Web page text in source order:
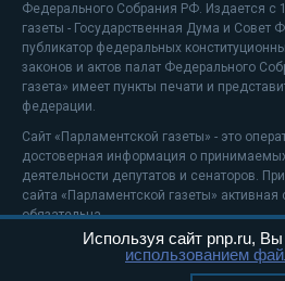
Федерального Собрания РФ. Издается с
газеты - Государственная Дума и
публикатор федеральных
законов и актов палат Федерального
газета» имеет пункты печати и
федерации.
Сайт «Парламентской газеты» - это
достоверная информация о
деятельности депутатов и сенаторов.
сайта «Парламентской газеты» активная
обязательна.
На информационном ресурсе
Используя сайт pnp.ru,
использованием